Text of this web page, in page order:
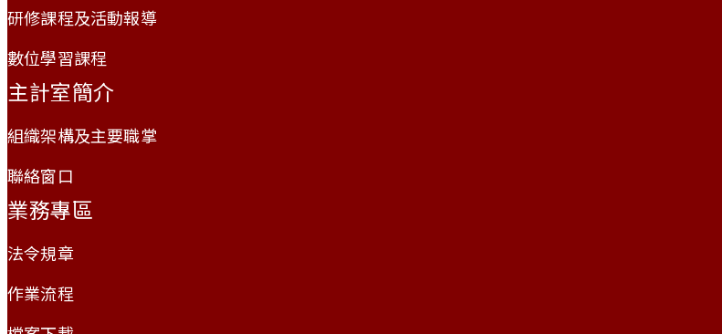
研修課程及活動報導
數位學習課程
主計室簡介
組織架構及主要職掌
聯絡窗口
業務專區
法令規章
作業流程